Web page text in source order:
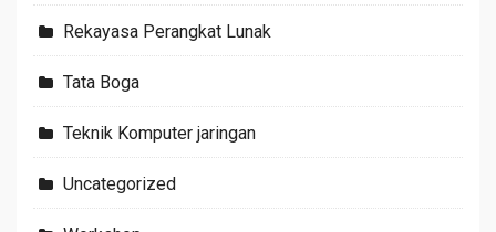
Rekayasa Perangkat Lunak
Tata Boga
Teknik Komputer jaringan
Uncategorized